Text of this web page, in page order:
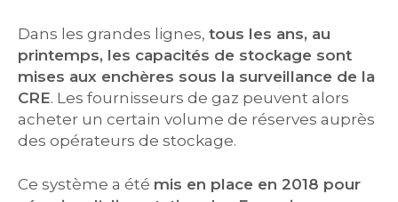
Dans les grandes lignes, tous les ans, au
printemps, les capacités de stockage sont
mises aux enchères sous la surveillance de la
CRE. Les fournisseurs de gaz peuvent alors
acheter un certain volume de réserves auprès
des opérateurs de stockage.
Ce système a été mis en place en 2018 pour